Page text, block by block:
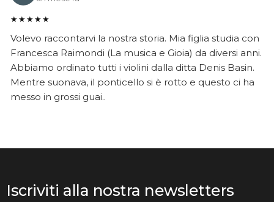
★★★★★
Volevo raccontarvi la nostra storia. Mia figlia studia con
Francesca Raimondi (La musica e Gioia) da diversi anni.
Abbiamo ordinato tutti i violini dalla ditta Denis Basin.
Mentre suonava, il ponticello si è rotto e questo ci ha
messo in grossi guai..
Iscriviti alla nostra newsletters